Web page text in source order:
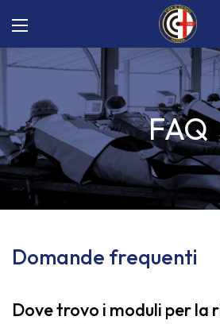
FAQ
Domande frequenti
Dove trovo i moduli per la